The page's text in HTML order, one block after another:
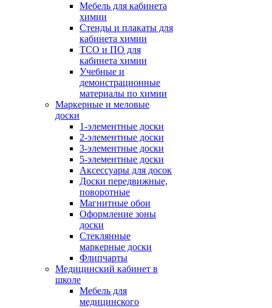
Мебель для кабинета
химии
Стенды и плакаты для
кабинета химии
ТСО и ПО для
кабинета химии
Учебные и
демонстрационные
материалы по химии
Маркерные и меловые
доски
1-элементные доски
2-элементные доски
3-элементные доски
5-элементные доски
Аксессуары для досок
Доски передвижные,
поворотные
Магнитные обои
Оформление зоны
доски
Стеклянные
маркерные доски
Флипчарты
Медицинский кабинет в
школе
Мебель для
медицинского